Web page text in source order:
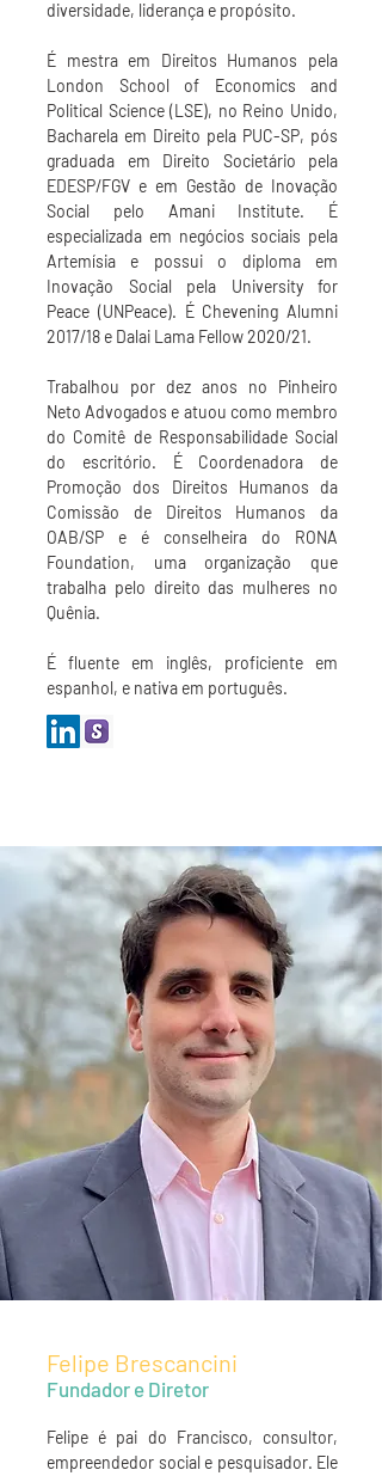
diversidade, liderança e propósito.
É mestra em Direitos Humanos pela
London School of Economics and
Political Science (LSE), no Reino Unido,
Bacharela em Direito pela PUC-SP, pós
graduada em Direito Societário pela
EDESP/FGV e em Gestão de Inovação
Social pelo Amani Institute. É
especializada em negócios sociais pela
Artemísia e possui o diploma em
Inovação Social pela University for
Peace (UNPeace). É Chevening Alumni
2017/18 e Dalai Lama Fellow 2020/21.
Trabalhou por dez anos no Pinheiro
Neto Advogados e atuou como membro
do Comitê de Responsabilidade Social
do escritório. É Coordenadora de
Promoção dos Direitos Humanos da
Comissão de Direitos Humanos da
OAB/SP e é conselheira do RONA
Foundation, uma organização que
trabalha pelo direito das mulheres no
Quênia.
É fluente em inglês, proficiente em
espanhol, e nativa em português.
Felipe Brescancini
Fundador e Diretor
Felipe é pai do Francisco, consultor,
empreendedor social e pesquisador. Ele